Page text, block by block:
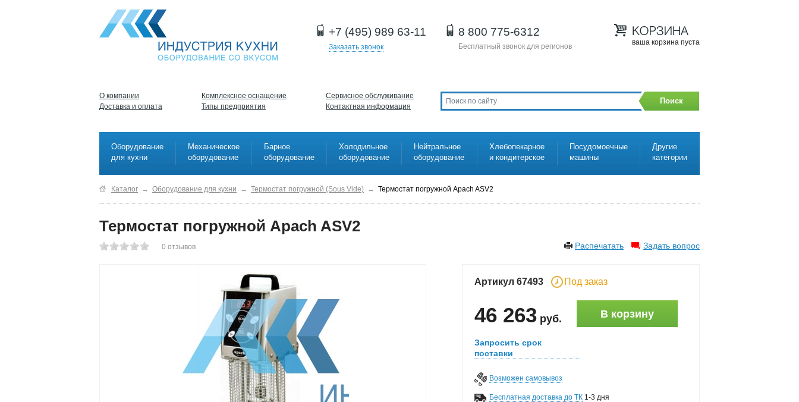
+7 (495) 989 63-11
Заказать звонок
8 800 775-6312
Бесплатный звонок для регионов ваша корзина пуста
О компании
Доставка и оплата
Комплексное оснащение
Типы предприятия
Сервисное обслуживание
Контактная информация
Поиск
Оборудование
для кухни
Механическое
оборудование
Барное
оборудование
Холодильное
оборудование
Нейтральное
оборудование
Хлебопекарное
и кондитерское
Посудомоечные
машины
Другие
категории
Каталог → Оборудование для кухни → Термостат погружной (Sous Vide) → Термостат погружной Apach ASV2
Термостат погружной Apach ASV2
Распечатать Задать вопрос
0 отзывов
Артикул 67493 Под заказ
46 263 руб. В корзину
Запросить срок
поставки
Возможен самовывоз
Бесплатная доставка до ТК 1-3 дня